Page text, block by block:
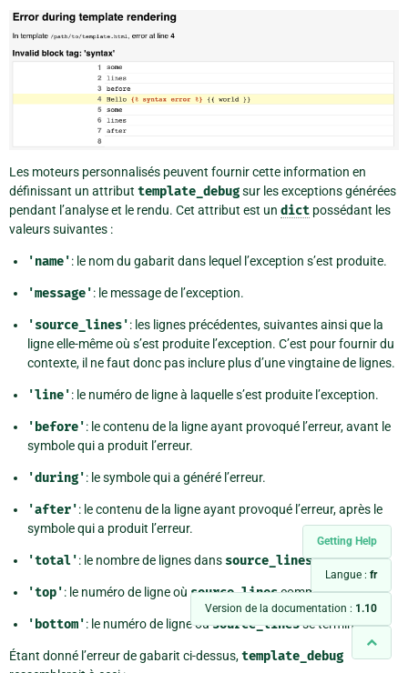
Getting Help
Langue : fr
Version de la documentation : 1.10
Les moteurs personnalisés peuvent fournir cette information en
définissant un attribut template_debugsur les exceptions générées
pendant l’analyse et le rendu. Cet attribut est un dict possédant les
valeurs suivantes :
'name': le nom du gabarit dans lequel l’exception s’est produite.
'message': le message de l’exception.
'source_lines': les lignes précédentes, suivantes ainsi que la
ligne elle-même où s’est produite l’exception. C’est pour fournir du
contexte, il ne faut donc pas inclure plus d’une vingtaine de lignes.
'line': le numéro de ligne à laquelle s’est produite l’exception.
'before': le contenu de la ligne ayant provoqué l’erreur, avant le
symbole qui a produit l’erreur.
'during': le symbole qui a généré l’erreur.
'after': le contenu de la ligne ayant provoqué l’erreur, après le
symbole qui a produit l’erreur.
'total': le nombre de lignes dans source_lines.
'top': le numéro de ligne où source_linescommence.
'bottom': le numéro de ligne oùsource_linesse termine.
Étant donné l’erreur de gabarit ci-dessus,template_debug